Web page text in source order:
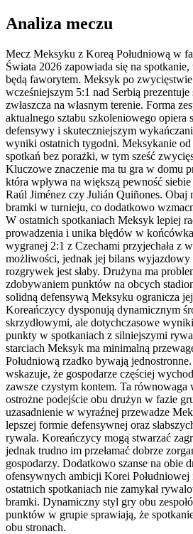
Analiza meczu
Mecz Meksyku z Koreą Południową w
Świata 2026 zapowiada się na
będą faworytem. Meksyk po
wcześniejszym 5:1 nad Serbią
zwłaszcza na własnym terenie. Forma
aktualnego sztabu szkoleniowego opiera
defensywy i skuteczniejszym
wyniki ostatnich tygodni. Meksykanie
spotkań bez porażki, w tym sześć
Kluczowe znaczenie ma tu gra w domu
która wpływa na większą pewność
Raúl Jiménez czy Julián Quiñones. Obaj
bramki w turnieju, co dodatkowo
W ostatnich spotkaniach Meksyk lepiej
prowadzenia i unika błędów w
wygranej 2:1 z Czechami przyjechała z
możliwości, jednak jej bilans wyjazdowy
rozgrywek jest słaby. Drużyna ma
zdobywaniem punktów na obcych
solidną defensywą Meksyku ogranicza
Koreańczycy dysponują dynamicznym
skrzydłowymi, ale dotychczasowe
punkty w spotkaniach z silniejszymi
starciach Meksyk ma minimalną
Południową rzadko bywają
wskazuje, że gospodarze częściej
zawsze czystym kontem. Ta równowaga
ostrożne podejście obu drużyn w fazie
uzasadnienie w wyraźnej przewadze
lepszej formie defensywnej oraz
rywala. Koreańczycy mogą stwarzać
jednak trudno im przełamać dobrze
gospodarzy. Dodatkowo szanse na obie
ofensywnych ambicji Korei
ostatnich spotkaniach nie zamykał
bramki. Dynamiczny styl gry obu
punktów w grupie sprawiają, że
obu stronach.